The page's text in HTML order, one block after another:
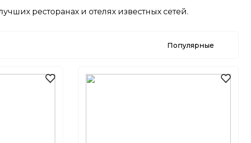
ресторанах и отелях известных сетей.
Популярные